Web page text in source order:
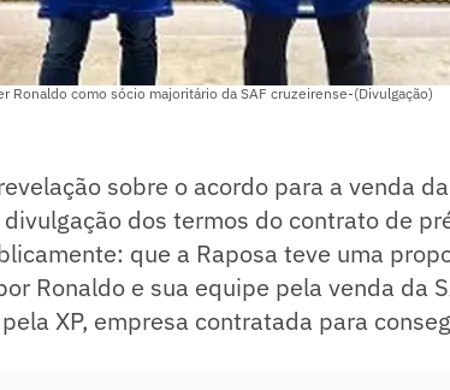
Ronaldo como sócio majoritário da SAF cruzeirense-(Divulgação)
sobre o acordo para a venda
dos termos do contrato de
que a Raposa teve uma
Ronaldo e sua equipe pela venda da
XP, empresa contratada para